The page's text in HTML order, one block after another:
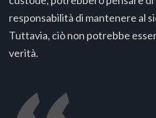
responsabilità di mantenere al
Tuttavia, ciò non potrebbe
verità.